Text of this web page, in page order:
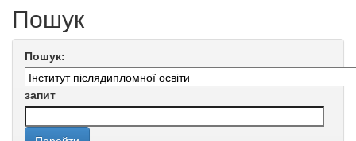
Пошук
Пошук:
запит